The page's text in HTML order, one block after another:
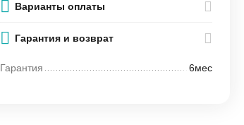
Варианты оплаты
Гарантия и возврат
Гарантия 6мес